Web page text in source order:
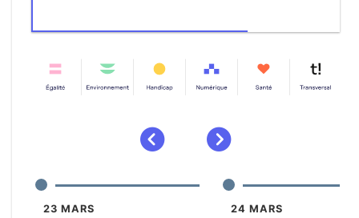
précédent suivant
23 MARS 24 MARS